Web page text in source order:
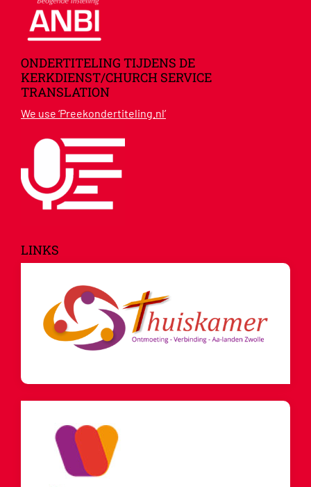
ONDERTITELING TIJDENS DE
KERKDIENST/CHURCH SERVICE
TRANSLATION
We use ‘Preekondertiteling.nl’
LINKS